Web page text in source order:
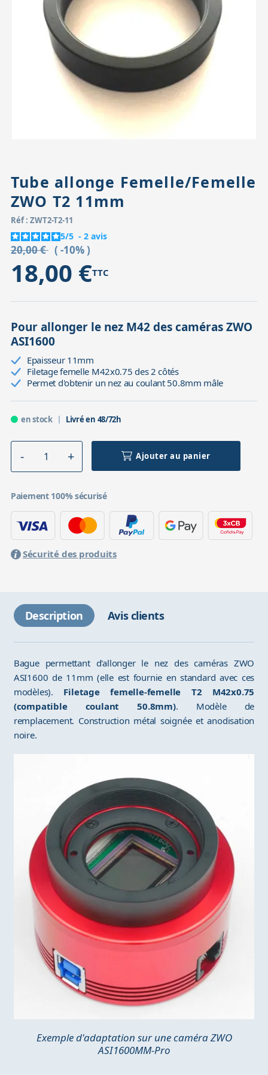
Accessoires pour montures
Têtes
Pièces détachées
Tube allonge Femelle/Femelle
ZWO T2 11mm
Réf : ZWT2-T2-11
5/5 - 2 avis
20,00 € ( -10% )
18,00 €TTC
Pour allonger le nez M42 des caméras ZWO
ASI1600
Epaisseur 11mm
Filetage femelle M42x0.75 des 2 côtés
Permet d'obtenir un nez au coulant 50.8mm mâle
en stock Livré en 48/72h
Ajouter au panier
Paiement 100% sécurisé
Sécurité des produits
Description Avis clients
Bague permettant d'allonger le nez des caméras ZWO
ASI1600 de 11mm (elle est fournie en standard avec ces
modèles). Filetage femelle-femelle T2 M42x0.75
(compatible coulant 50.8mm). Modèle de
remplacement. Construction métal soignée et anodisation
noire.
Exemple d'adaptation sur une caméra ZWO
ASI1600MM-Pro